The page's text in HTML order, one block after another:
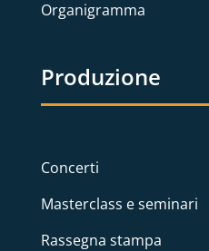
Organigramma
Produzione
Concerti
Masterclass e seminari
Rassegna stampa